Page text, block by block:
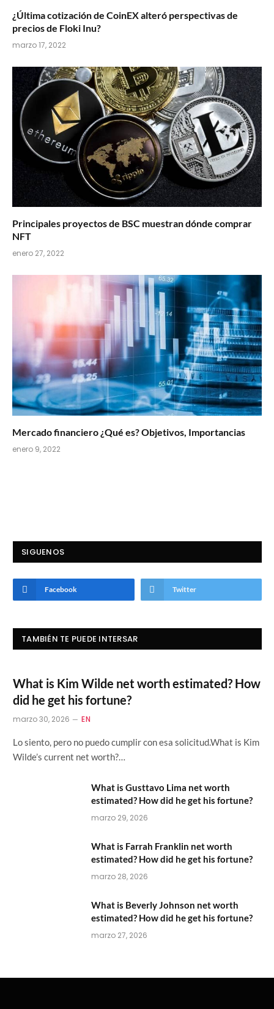
¿Última cotización de CoinEX alteró perspectivas de
precios de Floki Inu?
marzo 17, 2022
Principales proyectos de BSC muestran dónde comprar
NFT
enero 27, 2022
Mercado financiero ¿Qué es? Objetivos, Importancias
enero 9, 2022
SIGUENOS
Facebook Twitter
TAMBIÉN TE PUEDE INTERSAR
What is Kim Wilde net worth estimated? How
did he get his fortune?
marzo 30, 2026 EN
Lo siento, pero no puedo cumplir con esa solicitud.What is Kim
Wilde’s current net worth?…
What is Gusttavo Lima net worth
estimated? How did he get his fortune?
marzo 29, 2026
What is Farrah Franklin net worth
estimated? How did he get his fortune?
marzo 28, 2026
What is Beverly Johnson net worth
estimated? How did he get his fortune?
marzo 27, 2026